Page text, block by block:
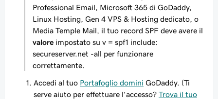
Professional Email, Microsoft 365 di GoDaddy,
Linux Hosting, Gen 4 VPS & Hosting dedicato, o
Media Temple Mail, il tuo record SPF deve avere il
valore impostato su v = spf1 include:
secureserver.net -all per funzionare
correttamente.
Accedi al tuo Portafoglio domini GoDaddy. (Ti
serve aiuto per effettuare l'accesso? Trova il tuo